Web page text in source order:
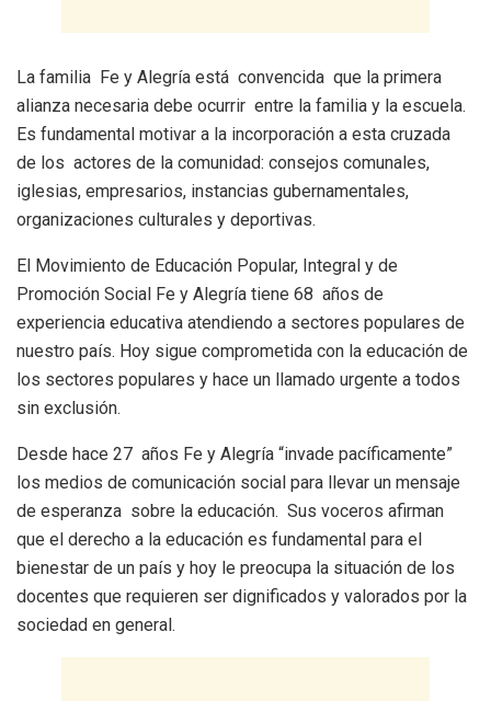
La familia Fe y Alegría está convencida que la primera
alianza necesaria debe ocurrir entre la familia y la escuela.
Es fundamental motivar a la incorporación a esta cruzada
de los actores de la comunidad: consejos comunales,
iglesias, empresarios, instancias gubernamentales,
organizaciones culturales y deportivas.
El Movimiento de Educación Popular, Integral y de
Promoción Social Fe y Alegría tiene 68 años de
experiencia educativa atendiendo a sectores populares de
nuestro país. Hoy sigue comprometida con la educación de
los sectores populares y hace un llamado urgente a todos
sin exclusión.
Desde hace 27 años Fe y Alegría “invade pacíficamente”
los medios de comunicación social para llevar un mensaje
de esperanza sobre la educación. Sus voceros afirman
que el derecho a la educación es fundamental para el
bienestar de un país y hoy le preocupa la situación de los
docentes que requieren ser dignificados y valorados por la
sociedad en general.